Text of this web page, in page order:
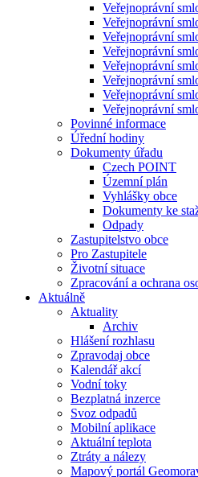
Veřejnoprávní
Veřejnoprávní
Veřejnoprávní
Veřejnoprávní
Veřejnoprávní
Veřejnoprávní
Veřejnoprávní
Veřejnoprávní
Povinné informace
Úřední hodiny
Dokumenty úřadu
Czech POINT
Územní plán
Vyhlášky obce
Dokumenty ke
Odpady
Zastupitelstvo obce
Pro Zastupitele
Životní situace
Zpracování a ochrana
Aktuálně
Aktuality
Archiv
Hlášení rozhlasu
Zpravodaj obce
Kalendář akcí
Vodní toky
Bezplatná inzerce
Svoz odpadů
Mobilní aplikace
Aktuální teplota
Ztráty a nálezy
Mapový portál